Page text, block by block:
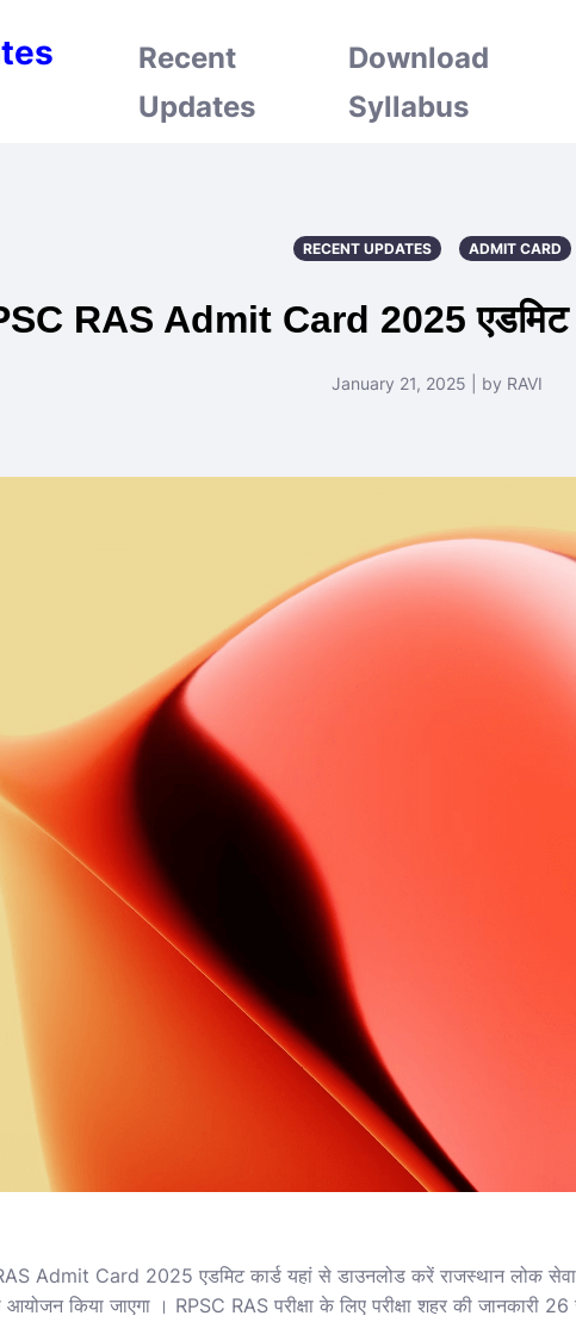
Recent
Updates
Download
Syllabus
RECENT UPDATES ADMIT CARD
RAS Admit Card 2025 एडमिट
January 21, 2025 | by RAVI
Admit Card 2025 एडमिट कार्ड यहां से डाउनलोड करें राजस्थान लोक
आयोजन किया जाएगा । RPSC RAS परीक्षा के लिए परीक्षा शहर की